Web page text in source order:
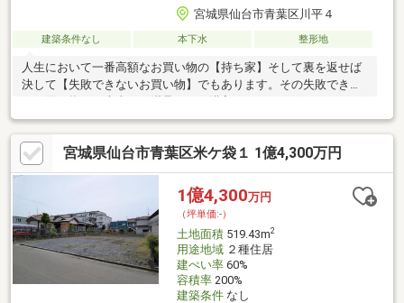
宮城県仙台市青葉区川平４
建築条件なし 本下水 整形地
人生において一番高額なお買い物の【持ち家】そして裏を返せば
決して【失敗できないお買い物】でもあります。その失敗できな
いお買い物を、本当にご満足してご購入できるかがグローイング
スタッフの存在意義でございます。グローイングでは、住宅購入
の時点で、すでにご売却した際の資産という点もじっくり想定し
たご対応を心掛けております。あらゆる可能性を想定しての住宅
購入は、一番の安心材料でございます。当社は、ハウスメーカ
ー、賃貸物件事業、不動産売買仲介を１５年以上経験したスタッ
フのみのご対応でございますので、小さなご不安、ご不明点も遠
慮なくぶつけてください！！
宮城県仙台市青葉区米ケ袋１ 1億4,300万円
1億4,300万円
（坪単価:-）
土地面積519.43m2
用途地域２種住居
建ぺい率60%
容積率200%
建築条件なし